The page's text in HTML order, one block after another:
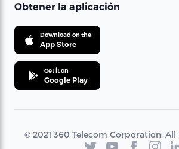
Obtener la aplicación
Download on the
App Store
Get it on
Google Play
© 2021 360 Telecom Corporation. All